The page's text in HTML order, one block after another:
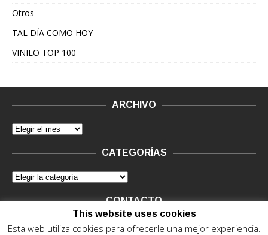
Otros
TAL DÍA COMO HOY
VINILO TOP 100
ARCHIVO
CATEGORÍAS
CONTACTO
Vinilo Negro.Consultas de anunciantes y Legal, en vinilo at
This website uses cookies
Esta web utiliza cookies para ofrecerle una mejor experiencia.